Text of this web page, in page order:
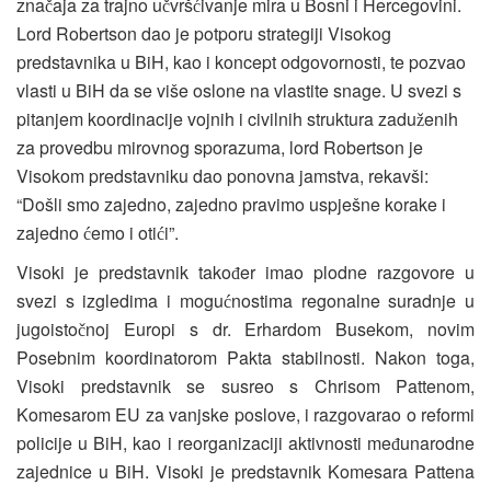
č č ć
Lord Robertson dao je potporu strategiji Visokog
predstavnika u BiH, kao i koncept odgovornosti, te pozvao
vlasti u BiH da se više oslone na vlastite snage. U svezi s
pitanjem koordinacije vojnih i civilnih struktura zaduženih
za provedbu mirovnog sporazuma, lord Robertson je
Visokom predstavniku dao ponovna jamstva, rekavši:
“Došli smo zajedno, zajedno pravimo uspješne korake i
zajedno ćemo i otići”.
Visoki je predstavnik također imao plodne razgovore u
svezi s izgledima i mogućnostima regonalne suradnje u
jugoistočnoj Europi s dr. Erhardom Busekom, novim
Posebnim koordinatorom Pakta stabilnosti. Nakon toga,
Visoki predstavnik se susreo s Chrisom Pattenom,
Komesarom EU za vanjske poslove, i razgovarao o reformi
policije u BiH, kao i reorganizaciji aktivnosti međunarodne
zajednice u BiH. Visoki je predstavnik Komesara Pattena